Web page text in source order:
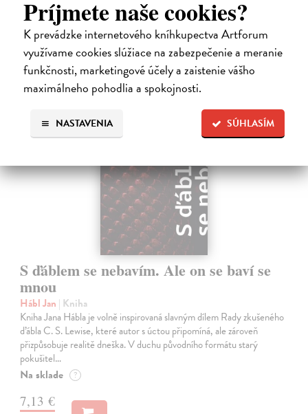
Príjmete naše cookies?
K prevádzke internetového kníhkupectva Artforum
využívame cookies slúžiace na zabezpečenie a meranie
funkčnosti, marketingové účely a zaistenie vášho
maximálneho pohodlia a spokojnosti.
SÚHLASÍM
NASTAVENIA
Na sklade ?
14,73 €
15,50 € ?
na sklade
S ďáblem se nebavím. Ale on se baví se
mnou
Hábl Jan | Kniha
Kniha Jana Hábla je volně inspirovaná slavným dílem Rady zkušeného
ďábla C. S. Lewise, které autor s úctou připomíná, ale zároveň
přizpůsobuje realitě dneška. V duchu původního formátu starý
pokušitel…
Na sklade ?
7,13 €